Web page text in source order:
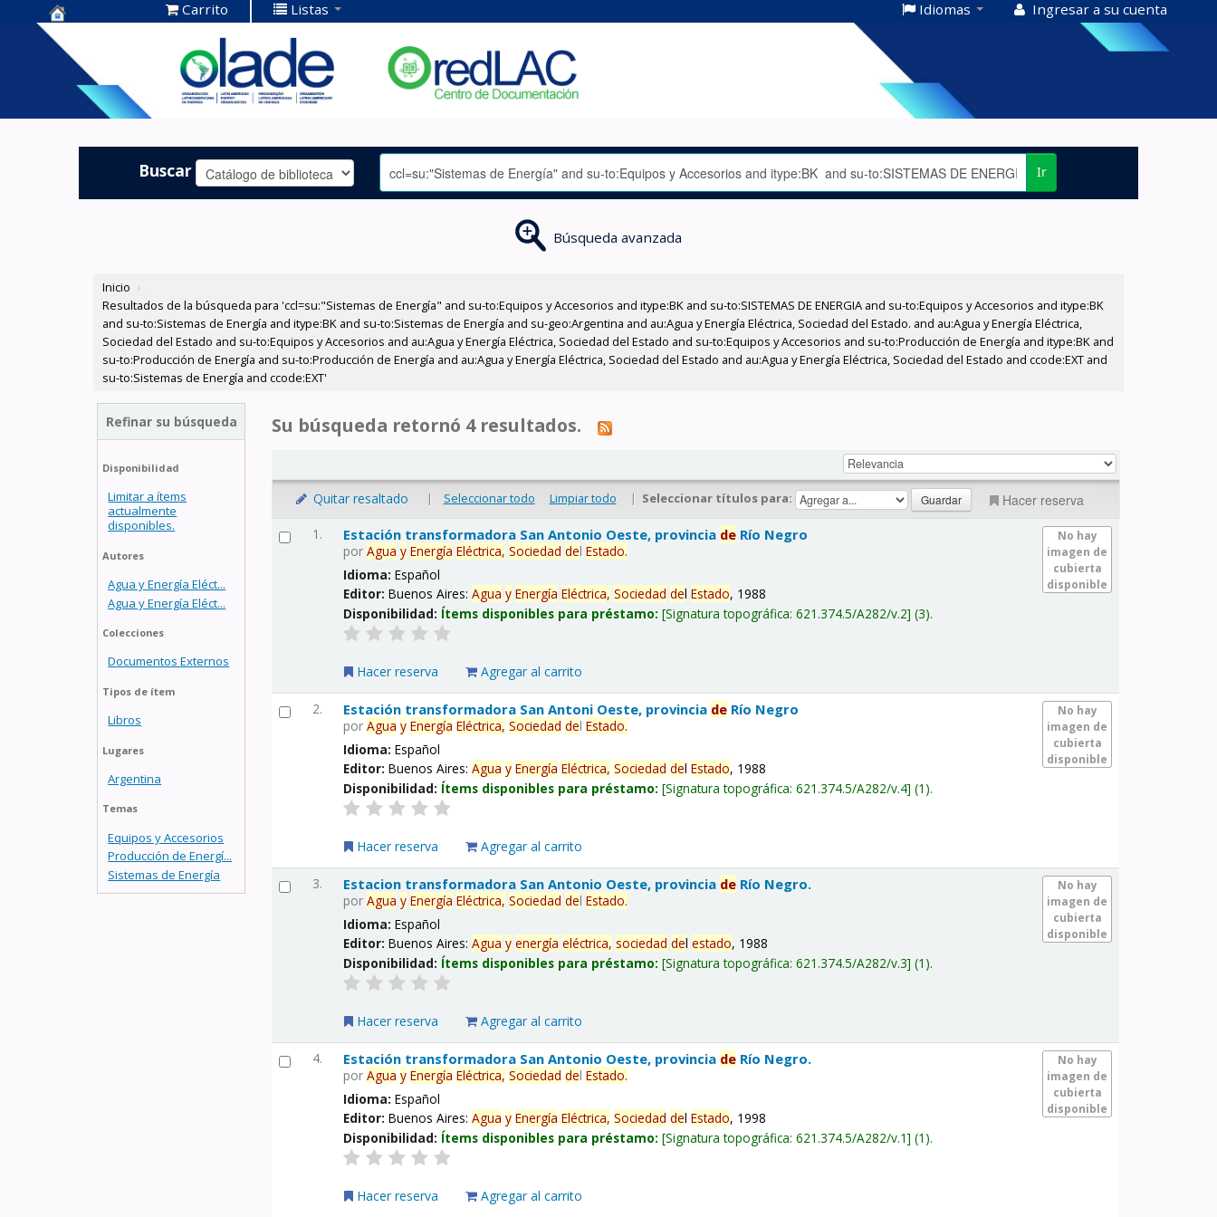
Centro de
Documentación
OLADE -
Carrito Listas Idiomas Ingresar a su cuenta
Buscar Ir
Búsqueda avanzada
Inicio ›
Resultados de la búsqueda para 'ccl=su:"Sistemas de Energía" and su-to:Equipos y Accesorios and itype:BK and su-to:SISTEMAS DE ENERGIA and su-to:Equipos y Accesorios and itype:BK
and su-to:Sistemas de Energía and itype:BK and su-to:Sistemas de Energía and su-geo:Argentina and au:Agua y Energía Eléctrica, Sociedad del Estado. and au:Agua y Energía Eléctrica,
Sociedad del Estado and su-to:Equipos y Accesorios and au:Agua y Energía Eléctrica, Sociedad del Estado and su-to:Equipos y Accesorios and su-to:Producción de Energía and itype:BK and
su-to:Producción de Energía and su-to:Producción de Energía and au:Agua y Energía Eléctrica, Sociedad del Estado and au:Agua y Energía Eléctrica, Sociedad del Estado and ccode:EXT and
su-to:Sistemas de Energía and ccode:EXT'
Refinar su búsqueda
Disponibilidad
Limitar a ítems
actualmente
disponibles.
Autores
Agua y Energía Eléct...
Agua y Energía Eléct...
Colecciones
Documentos Externos
Tipos de ítem
Libros
Lugares
Argentina
Temas
Equipos y Accesorios
Producción de Energí...
Sistemas de Energía
Su búsqueda retornó 4 resultados.
Quitar resaltado | Seleccionar todo Limpiar todo | Seleccionar títulos para: Hacer reserva
1.
No hay
imagen de
cubierta
disponible
Estación transformadora San Antonio Oeste, provincia de Río Negro
porAgua y Energía Eléctrica, Sociedad delEstado.
Idioma:Español
Editor:Buenos Aires:Agua y Energía Eléctrica, Sociedad delEstado, 1988
Disponibilidad: Ítems disponibles para préstamo: Signatura topográfica:621.374.5/A282/v.2 (3).
Hacer reserva Agregar al carrito
2.
No hay
imagen de
cubierta
disponible
Estación transformadora San Antoni Oeste, provincia de Río Negro
porAgua y Energía Eléctrica, Sociedad delEstado.
Idioma:Español
Editor:Buenos Aires:Agua y Energía Eléctrica, Sociedad delEstado, 1988
Disponibilidad: Ítems disponibles para préstamo: Signatura topográfica:621.374.5/A282/v.4 (1).
Hacer reserva Agregar al carrito
3.
No hay
imagen de
cubierta
disponible
Estacion transformadora San Antonio Oeste, provincia de Río Negro.
porAgua y Energía Eléctrica, Sociedad delEstado.
Idioma:Español
Editor:Buenos Aires:Agua y energía eléctrica, sociedad delestado, 1988
Disponibilidad: Ítems disponibles para préstamo: Signatura topográfica:621.374.5/A282/v.3 (1).
Hacer reserva Agregar al carrito
4.
No hay
imagen de
cubierta
disponible
Estación transformadora San Antonio Oeste, provincia de Río Negro.
porAgua y Energía Eléctrica, Sociedad delEstado.
Idioma:Español
Editor:Buenos Aires:Agua y Energía Eléctrica, Sociedad delEstado, 1998
Disponibilidad: Ítems disponibles para préstamo: Signatura topográfica:621.374.5/A282/v.1 (1).
Hacer reserva Agregar al carrito